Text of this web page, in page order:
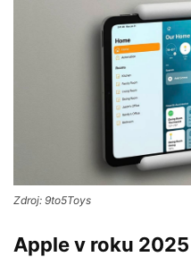
Zdroj: 9to5Toys
Apple v roku